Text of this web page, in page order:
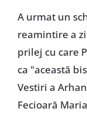
A urmat un
reamintire a
prilej cu care
ca "această
Vestiri a
Fecioară